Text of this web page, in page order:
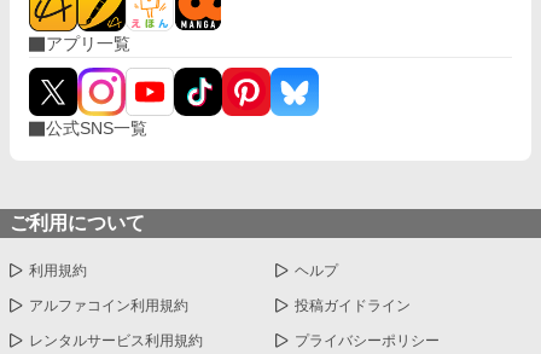
アプリ一覧
公式SNS一覧
ご利用について
利用規約 ヘルプ
アルファコイン利用規約 投稿ガイドライン
レンタルサービス利用規約 プライバシーポリシー